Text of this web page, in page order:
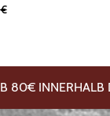
80€ INNERHALB